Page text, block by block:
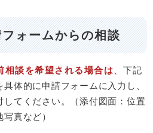
ォームからの相談
相談を希望される場合は 、下記
体的に申請フォームに入力し、
てください。（添付図面：位置
真など）